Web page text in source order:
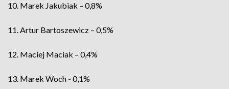
10. Marek Jakubiak – 0,8%
11. Artur Bartoszewicz – 0,5%
12. Maciej Maciak – 0,4%
13. Marek Woch - 0,1%